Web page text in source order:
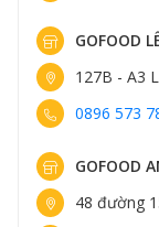
GOFOOD
127B - A3
0896 573
GOFOOD
48 đường